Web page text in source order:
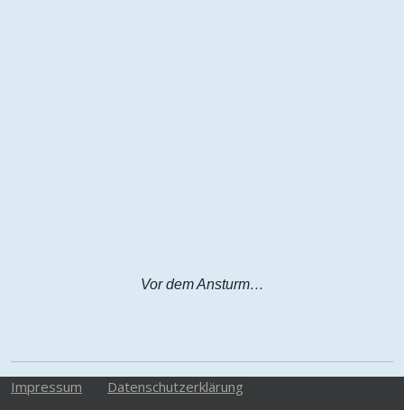
Vor dem Ansturm…
Impressum
Datenschutzerklärung